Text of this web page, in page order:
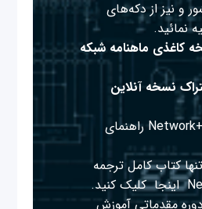
و نیز از دکه‌های
نمائید.
کاغذی ماهنامه شبکه
نسخه آنلاین
+Network راهنمای
کتاب کامل ترجمه
اینجا کلیک کنید.
دوره مقدماتی آموزش